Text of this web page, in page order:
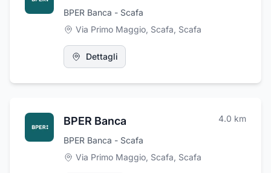
BPER Banca - Scafa
Via Primo Maggio, Scafa, Scafa
Dettagli
BPER Banca 4.0 km
BPER Banca - Scafa
Via Primo Maggio, Scafa, Scafa